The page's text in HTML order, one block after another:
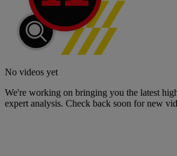
No videos yet
We're working on bringing you the latest
expert analysis. Check back soon for new